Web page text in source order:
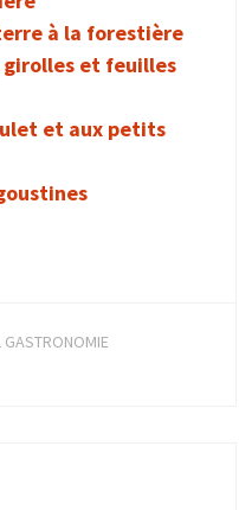
à la forestière
girolles et feuilles
et aux petits
GASTRONOMIE